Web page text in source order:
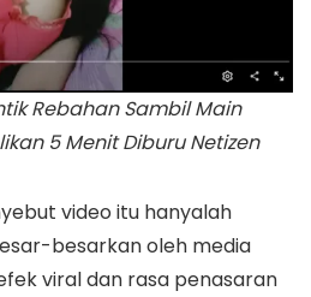
Rebahan Sambil Main
5 Menit Diburu Netizen
video itu hanyalah
besarkan oleh media
viral dan rasa penasaran